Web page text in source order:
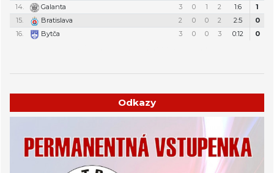
14.
Galanta 3 0 1 2 1:6
1
15.
Bratislava 2 0 0 2 2:5
0
16.
Bytča 3 0 0 3 0:12 0
Odkazy